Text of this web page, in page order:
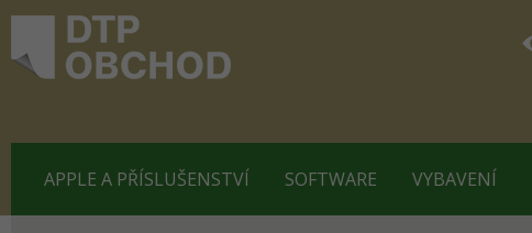
APPLE A PŘÍSLUŠENSTVÍ SOFTWARE VYBAVENÍ